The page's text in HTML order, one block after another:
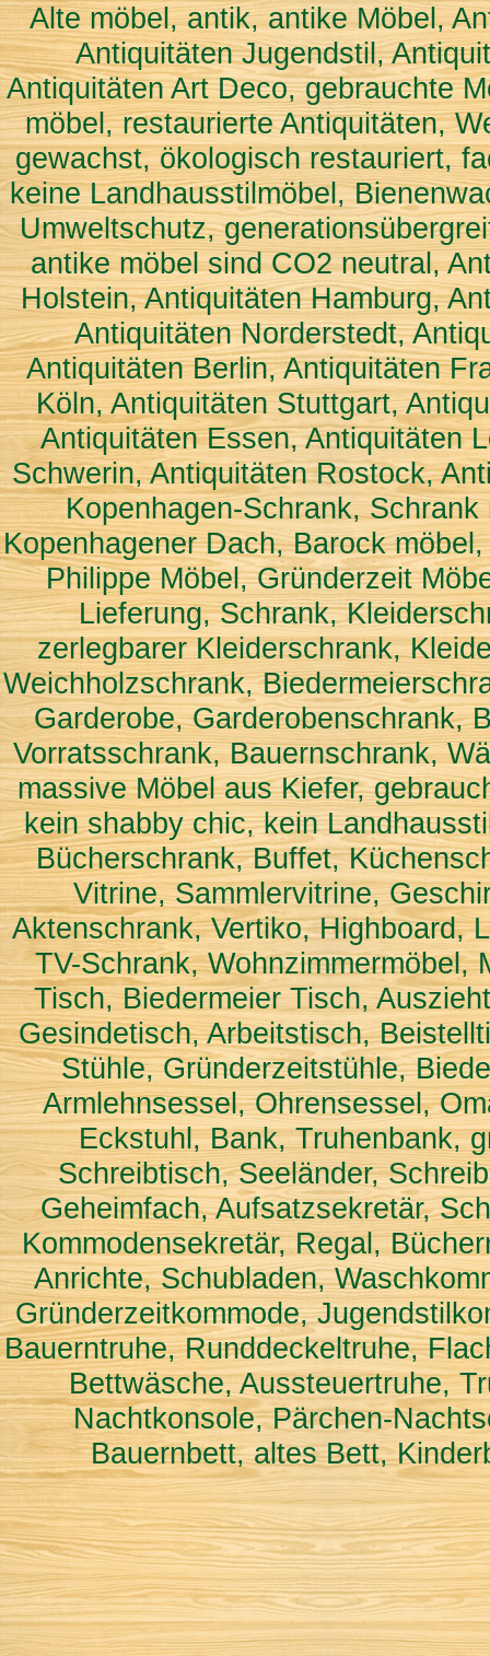
Alte möbel, antik, antike Möbel,
Antiquitäten Jugendstil,
Antiquitäten Art Deco, gebrauchte
möbel, restaurierte Antiquitäten,
gewachst, ökologisch restauriert,
keine Landhausstilmöbel,
Umweltschutz,
antike möbel sind CO2 neutral,
Holstein, Antiquitäten Hamburg,
Antiquitäten Norderstedt,
Antiquitäten Berlin, Antiquitäten
Köln, Antiquitäten Stuttgart,
Antiquitäten Essen, Antiquitäten
Schwerin, Antiquitäten Rostock,
Kopenhagen-Schrank,
Kopenhagener Dach, Barock
Philippe Möbel, Gründerzeit
Lieferung, Schrank,
zerlegbarer Kleiderschrank,
Weichholzschrank,
Garderobe, Garderobenschrank,
Vorratsschrank, Bauernschrank,
massive Möbel aus Kiefer,
kein shabby chic, kein
Bücherschrank, Buffet,
Vitrine, Sammlervitrine,
Aktenschrank, Vertiko, Highboard,
TV-Schrank, Wohnzimmermöbel,
Tisch, Biedermeier Tisch,
Gesindetisch, Arbeitstisch,
Stühle, Gründerzeitstühle,
Armlehnsessel, Ohrensessel,
Eckstuhl, Bank, Truhenbank,
Schreibtisch, Seeländer,
Geheimfach, Aufsatzsekretär,
Kommodensekretär, Regal,
Anrichte, Schubladen,
Gründerzeitkommode,
Bauerntruhe, Runddeckeltruhe,
Bettwäsche, Aussteuertruhe,
Nachtkonsole, Pärchen-
Bauernbett, altes Bett,